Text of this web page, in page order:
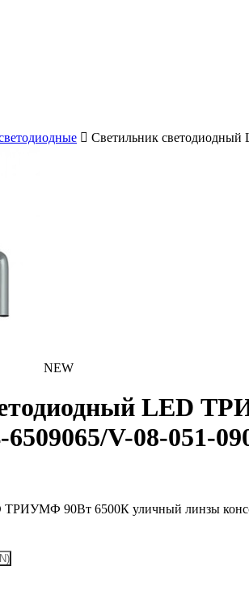
Светильник
NEW
LED
6509065/V-08-051-
ТРИУМФ 90Вт 6500К уличный линзы